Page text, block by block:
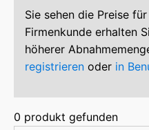
Sie sehen die Preise
Firmenkunde erhalten
höherer
registrieren oder in
0 produkt gefunden